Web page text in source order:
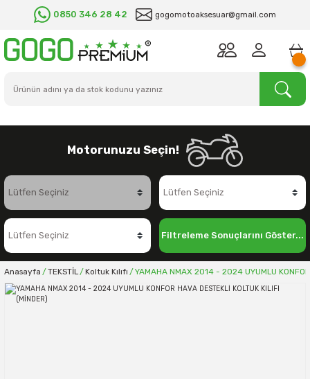
0850 346 28 42 gogomotoaksesuar@gmail.com
Motorunuzu Seçin!
Filtreleme Sonuçlarını Göster...
Anasayfa TEKSTİL Koltuk Kılıfı YAMAHA NMAX 2014 - 2024 UYUMLU